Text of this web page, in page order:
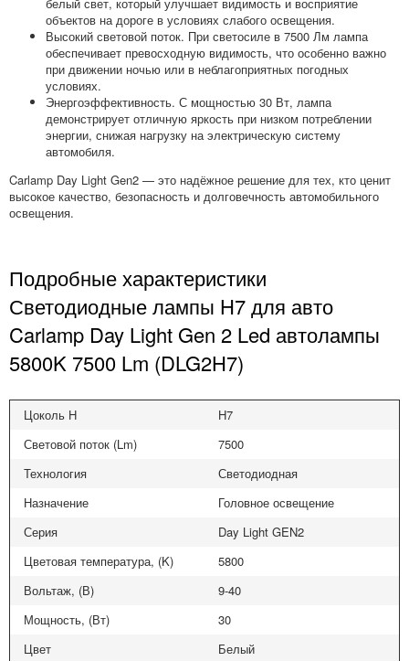
объектов на дороге в условиях слабого освещения.
Высокий световой поток. При светосиле в 7500 Лм лампа
обеспечивает превосходную видимость, что особенно важно
при движении ночью или в неблагоприятных погодных
условиях.
Энергоэффективность. С мощностью 30 Вт, лампа
демонстрирует отличную яркость при низком потреблении
энергии, снижая нагрузку на электрическую систему
автомобиля.
Carlamp Day Light Gen2 — это надёжное решение для тех, кто ценит
высокое качество, безопасность и долговечность автомобильного
освещения.
Подробные характеристики
Светодиодные лампы H7 для авто
Carlamp Day Light Gen 2 Led автолампы
5800K 7500 Lm (DLG2H7)
Цоколь H
H7
Световой поток (Lm)
7500
Технология
Светодиодная
Назначение
Головное освещение
Серия
Day Light GEN2
Цветовая температура, (K)
5800
Вольтаж, (В)
9-40
Мощность, (Вт)
30
Цвет
Белый